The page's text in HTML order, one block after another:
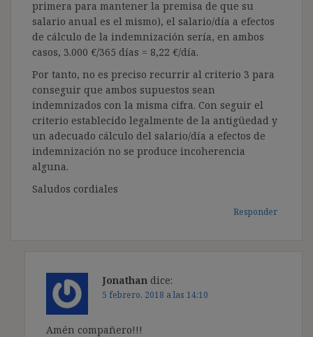
primera para mantener la premisa de que su
salario anual es el mismo), el salario/día a efectos
de cálculo de la indemnización sería, en ambos
casos, 3.000 €/365 días = 8,22 €/día.
Por tanto, no es preciso recurrir al criterio 3 para
conseguir que ambos supuestos sean
indemnizados con la misma cifra. Con seguir el
criterio establecido legalmente de la antigüedad y
un adecuado cálculo del salario/día a efectos de
indemnización no se produce incoherencia
alguna.
Saludos cordiales
Responder
Jonathan dice:
5 febrero, 2018 a las 14:10
Amén compañero!!!